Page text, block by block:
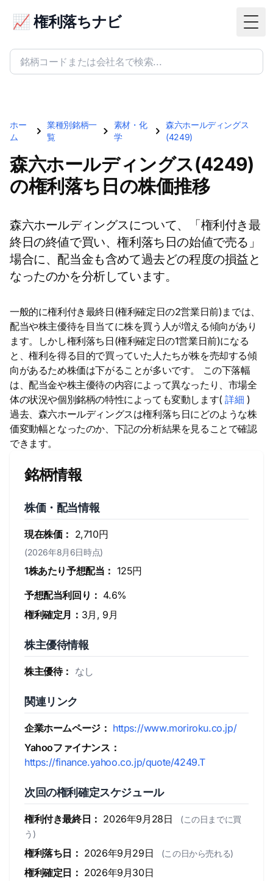
📈 権利落ちナビ
ホー
ム
業種別銘柄一
覧
素材・化
学
森六ホールディングス
(4249)
森六ホールディングス(4249)
の権利落ち日の株価推移
森六ホールディングスについて、「権利付き最
終日の終値で買い、権利落ち日の始値で売る」
場合に、配当金も含めて過去どの程度の損益と
なったのかを分析しています。
一般的に権利付き最終日(権利確定日の2営業日前)までは、
配当や株主優待を目当てに株を買う人が増える傾向があり
ます。しかし権利落ち日(権利確定日の1営業日前)になる
と、権利を得る目的で買っていた人たちが株を売却する傾
向があるため株価は下がることが多いです。 この下落幅
は、配当金や株主優待の内容によって異なったり、市場全
体の状況や個別銘柄の特性によっても変動します(詳細 )
過去、森六ホールディングスは権利落ち日にどのような株
価変動幅となったのか、下記の分析結果を見ることで確認
できます。
銘柄情報
株価・配当情報
現在株価： 2,710円
(2026年8月6日時点)
1株あたり予想配当： 125円
予想配当利回り： 4.6%
権利確定月： 3月, 9月
株主優待情報
株主優待： なし
関連リンク
企業ホームページ： https://www.moriroku.co.jp/
Yahooファイナンス：
https://finance.yahoo.co.jp/quote/4249.T
次回の権利確定スケジュール
権利付き最終日： 2026年9月28日
(この日までに買
う)
権利落ち日： 2026年9月29日 (この日から売れる)
権利確定日： 2026年9月30日